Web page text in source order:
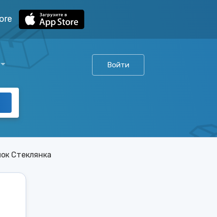
Войти
Стеклянка